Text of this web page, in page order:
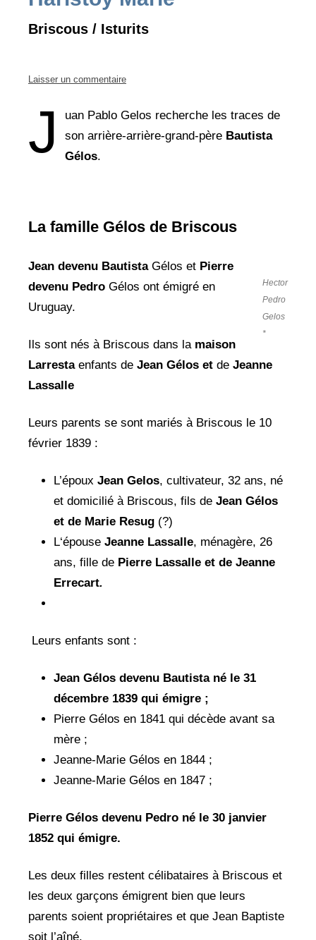
Briscous / Isturits
Laisser un commentaire
J
uan Pablo Gelos recherche les traces de
son arrière-arrière-grand-père Bautista
Gélos.
La famille Gélos de Briscous
Hector
Pedro
Gelos
*
Jean devenu Bautista Gélos et Pierre
devenu Pedro Gélos ont émigré en
Uruguay.
Ils sont nés à Briscous dans la maison
Larrestaenfants de Jean Gélos et de Jeanne
Lassalle
Leurs parents se sont mariés à Briscous le 10
février 1839 :
L’époux Jean Gelos, cultivateur, 32 ans, né
et domicilié à Briscous, fils de Jean Gélos
et de Marie Resug (?)
L‘épouse Jeanne Lassalle, ménagère, 26
ans, fille de Pierre Lassalle et de Jeanne
Errecart.
Leurs enfants sont :
Jean Gélos devenu Bautista né le 31
décembre 1839 qui émigre ;
Pierre Gélos en 1841 qui décède avant sa
mère ;
Jeanne-Marie Gélos en 1844 ;
Jeanne-Marie Gélos en 1847 ;
Pierre Gélos devenu Pedro né le 30 janvier
1852 qui émigre.
Les deux filles restent célibataires à Briscous et
les deux garçons émigrent bien que leurs
parents soient propriétaires et que Jean Baptiste
soit l’aîné.